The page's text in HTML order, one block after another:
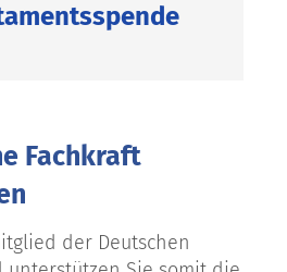
Fachkraft
der Deutschen